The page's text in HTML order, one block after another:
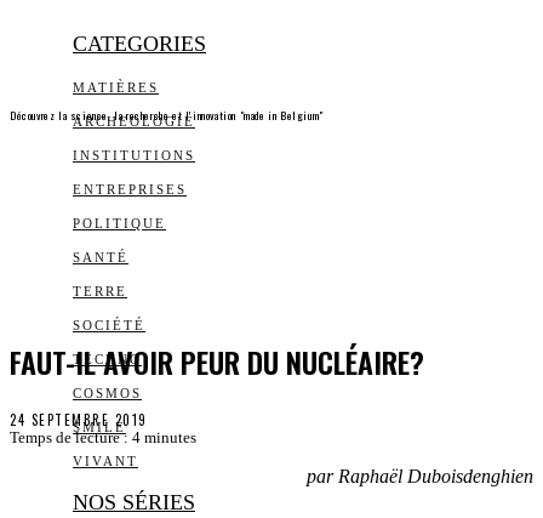
CATEGORIES
MATIÈRES
ARCHEOLOGIE
INSTITUTIONS
ENTREPRISES
POLITIQUE
SANTÉ
TERRE
SOCIÉTÉ
TECHNO
COSMOS
SMILE
VIVANT
NOS SÉRIES
Découvrez la science, la recherche et l’innovation "made in Belgium"
FAUT-IL AVOIR PEUR DU NUCLÉAIRE?
24 SEPTEMBRE 2019
Temps de lecture : 4 minutes
par Raphaël Duboisdenghien